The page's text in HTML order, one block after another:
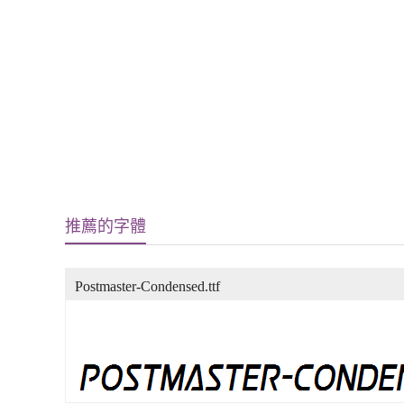
推薦的字體
Postmaster-Condensed.ttf